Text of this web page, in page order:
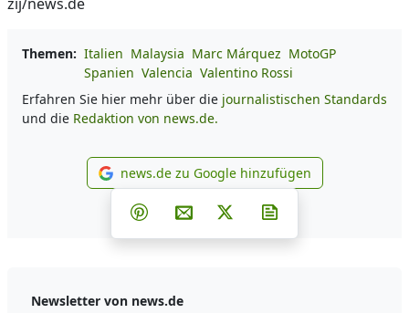
Themen: Italien Malaysia Marc Márquez MotoGP
Spanien Valencia Valentino Rossi
Erfahren Sie hier mehr über die journalistischen Standards
und die Redaktion von news.de.
news.de zu Google
news.de zu Google hinzufügen
Teilen auf Facebook
Teilen auf Whatsapp
Teilen auf Telegram
Teilen auf Pinterest
Per E-Mail teilen
Post auf X
Newsletter von news.de